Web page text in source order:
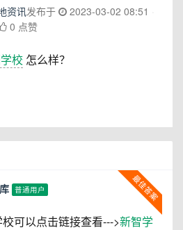
资讯发布于
2023-03-02 08:51
0 点赞
校 怎么样？
普通用户
可以点击链接查看--->新智学